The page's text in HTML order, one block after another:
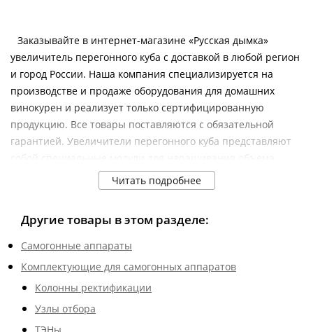
Заказывайте в интернет-магазине «Русская дымка»
увеличитель перегонного куба с доставкой в любой регион
и город России. Наша компания специализируется на
производстве и продаже оборудования для домашних
винокурен и реализует только сертифицированную
продукцию. Все товары поставляются с обязательной
гарантией. Увеличители перегонного куба представляют
собой специальные модули для наращивания объема
бытовых самогонных аппаратов.
изготовлены из прочного стального сплава с
уплотнение из пищевого силикона для обеспечения
герметичности;
совместимость с ходовыми моделями перегонных
регулируемый хомут для плотной фиксации
Читать подробнее
Другие товары в этом разделе:
Самогонные аппараты
Комплектующие для самогонных аппаратов
Колонны ректификации
Узлы отбора